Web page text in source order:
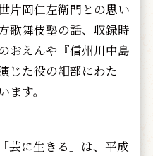
片岡仁左衛門との思い
歌舞伎塾の話、収録時
おえんや『信州川中島
じた役の細部にわた
す。
芸に生きる」は、平成